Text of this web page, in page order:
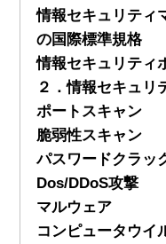
情報セキュリティ
の国際標準規格
情報セキュリティ
２．情報セキュリ
ポートスキャン
脆弱性スキャン
パスワードクラッ
Dos/DDoS攻撃
マルウェア
コンピュータウイ